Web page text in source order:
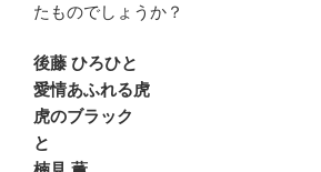
たものでしょうか？
後藤 ひろひと
愛情あふれる虎
虎のブラック
と